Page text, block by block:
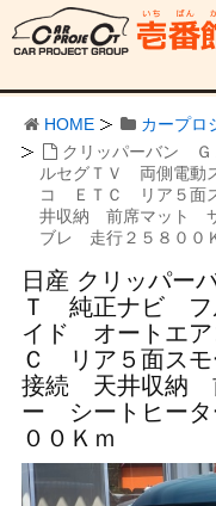
HOME カープロ
クリッパーバン
ルセグＴＶ 両側電動
コ ＥＴＣ リア５面
井収納 前席マット
ブレ 走行２５８００
日産 クリッパ
Ｔ 純正ナビ フ
イド オートエ
Ｃ リア５面ス
接続 天井収納
ー シートヒー
００Ｋｍ